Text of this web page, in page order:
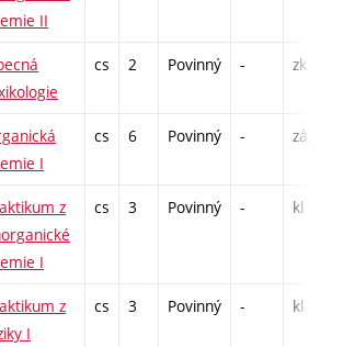
II
cs 2 Povinný - zk
I
cs 6 Povinný - zá,zk
z
I
cs 3 Povinný - kl
z
I
cs 3 Povinný - kl